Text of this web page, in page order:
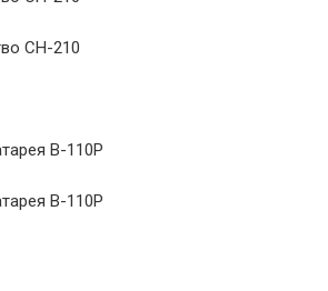
CH-210
B-110P
B-110P